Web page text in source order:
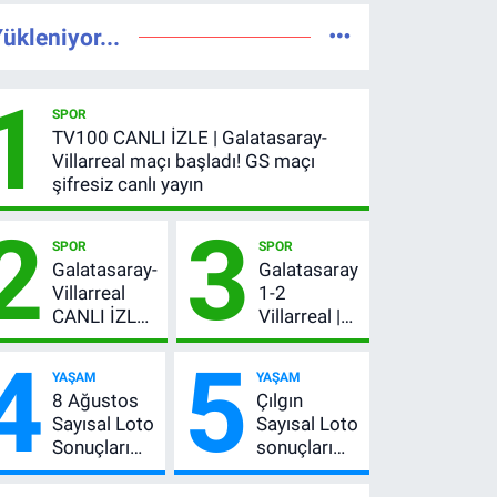
SPOR
TV100 CANLI İZLE | Galatasaray-
Villarreal maçı başladı! GS maçı
şifresiz canlı yayın
SPOR
Galatasaray-
Villarreal
CANLI İZLE |
GS maçı
kanalda,
şifresiz mi?
3 SPOR
Galatasaray
1-2
Villarreal |
Maç özeti
peş peşe
geldi, Okan
Buruk
kırmızı kart
gördü!
YAŞAM
8 Ağustos
Sayısal Loto
Sonuçları
Açıklandı!
5 YAŞAM
Çılgın
Sayısal Loto
sonuçları
açıklandı